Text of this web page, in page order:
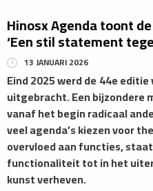
Hinosx Agenda toont
‘Een stil statement
13 JANUARI 2026
Eind 2025 werd de44e editie
uitgebracht. Een bijzondere
vanaf het begin radicaal
veel agenda’s kiezen voor
overvloed aan functies,
functionaliteit tot in het
kunst verheven.